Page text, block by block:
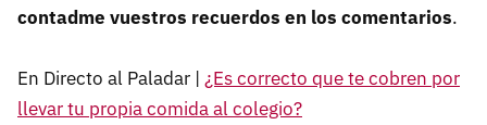
contadme vuestros recuerdos en los comentarios.
En Directo al Paladar | ¿Es correcto que te cobren por
llevar tu propia comida al colegio?